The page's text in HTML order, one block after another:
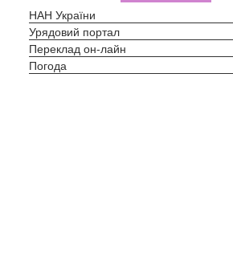
НАН України
Урядовий портал
Переклад он-лайн
Погода